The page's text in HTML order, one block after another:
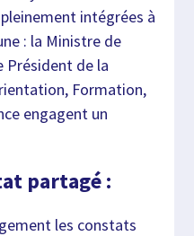
intégrées à
: la Ministre de
Président de la
Formation,
engagent un
partagé :
les constats